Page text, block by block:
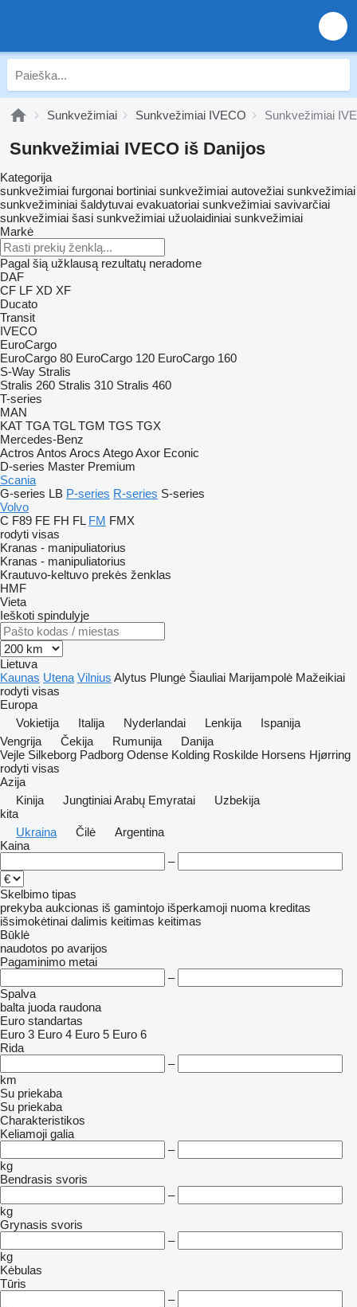
Sunkvežimiai Sunkvežimiai IVECO Sunkvežimiai
Sunkvežimiai IVECO iš Danijos
Kategorija
sunkvežimiai furgonai bortiniai sunkvežimiai autovežiai sunkvežimiai
sunkvežiminiai šaldytuvai evakuatoriai sunkvežimiai savivarčiai
sunkvežimiai šasi sunkvežimiai užuolaidiniai sunkvežimiai
Markė
Pagal šią užklausą rezultatų neradome
DAF
CF LF XD XF
Ducato
Transit
IVECO
EuroCargo
EuroCargo 80 EuroCargo 120 EuroCargo 160
S-Way Stralis
Stralis 260 Stralis 310 Stralis 460
T-series
MAN
KAT TGA TGL TGM TGS TGX
Mercedes-Benz
Actros Antos Arocs AtegoAxor Econic
D-series Master Premium
Scania
G-series LB P-series R-series S-series
Volvo
C F89 FE FH FL FM FMX
rodyti visas
Kranas - manipuliatorius
Kranas - manipuliatorius
Krautuvo-keltuvo prekės ženklas
HMF
Vieta
Ieškoti spindulyje
Lietuva
Kaunas Utena Vilnius Alytus Plungė Šiauliai Marijampolė Mažeikiai
rodyti visas
Europa
Vokietija
Italija Nyderlandai Lenkija
Ispanija
Vengrija
Čekija Rumunija
Danija
Vejle Silkeborg Padborg Odense Kolding Roskilde Horsens Hjørring
rodyti visas
Azija
Kinija
Jungtiniai Arabų Emyratai
Uzbekija
kita
Ukraina
Čilė
Argentina
Kaina
–
Skelbimo tipas
prekyba aukcionas iš gamintojo išperkamoji nuoma kreditas
išsimokėtinai dalimis keitimas keitimas
Būklė
naudotos po avarijos
Pagaminimo metai
–
Spalva
balta juoda raudona
Euro standartas
Euro 3 Euro 4 Euro 5 Euro 6
Rida
–
km
Su priekaba
Su priekaba
Charakteristikos
Keliamoji galia
–
kg
Bendrasis svoris
–
kg
Grynasis svoris
–
kg
Kėbulas
Tūris
–